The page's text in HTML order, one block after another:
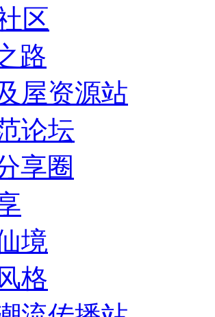
区
路
屋资源站
论坛
享圈
境
格